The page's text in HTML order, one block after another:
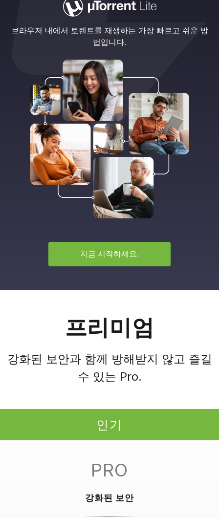
브라우저 내에서 토렌트를 재생하는 가장 빠르고 쉬운 방
법입니다.
지금 시작하세요.
프리미엄
강화된 보안과 함께 방해받지 않고 즐길
수 있는 Pro.
인기
PRO
강화된 보안